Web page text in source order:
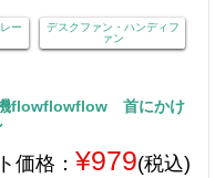
ー
デスクファン・ハンディフ
ァン
flowflowflow 首にかけ
価格： ¥979(税込)